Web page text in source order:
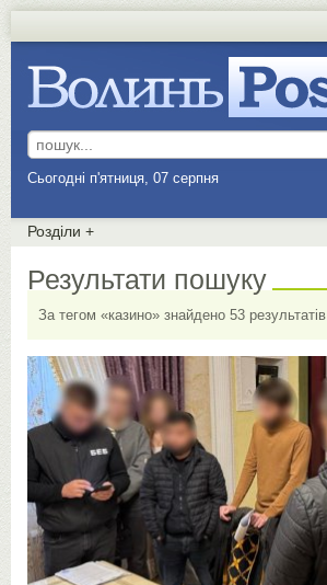
Сьогодні п'ятниця, 07 серпня
Розділи +
Результати пошуку
За тегом «казино» знайдено 53 результатів